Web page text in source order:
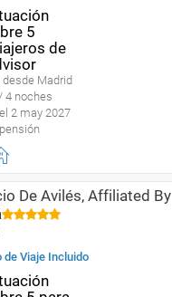
Madrid
4 noches
2 may 2027
De Avilés, Affiliated By
de Viaje Incluido